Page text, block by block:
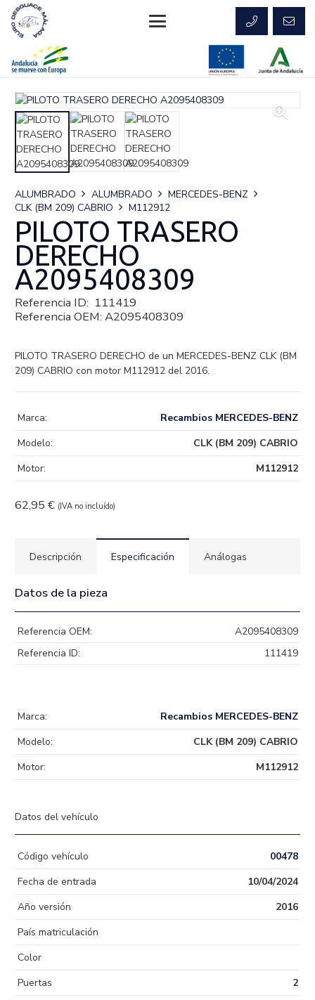
ALUMBRADO ALUMBRADO
MERCEDES-BENZ
CLK (BM 209) CABRIO
M112912
PILOTO TRASERO
DERECHO
A2095408309
Referencia ID: 111419
Referencia OEM: A2095408309
PILOTO TRASERO DERECHO de un MERCEDES-BENZ CLK (BM
209) CABRIO con motor M112912 del 2016.
62,95 € (IVA no incluído)
Marca:
Recambios MERCEDES-BENZ
Modelo:
CLK (BM 209) CABRIO
Motor:
M112912
Descripción Especificación Análogas
Datos de la pieza
Referencia OEM:
A2095408309
Referencia ID:
111419
Marca:
Recambios MERCEDES-BENZ
Modelo:
CLK (BM 209) CABRIO
Motor:
M112912
Datos del vehículo
Código vehículo
00478
Fecha de entrada
10/04/2024
Año versión
2016
País matriculación
Color
Puertas
2